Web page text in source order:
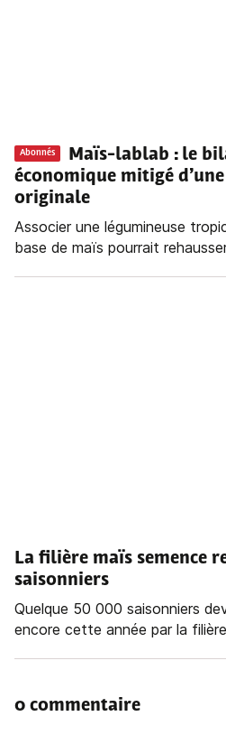
Abonnés
Maïs-lablab : le
économique mitigé
originale
Associer une légumineuse
base de maïs pourrait
La filière maïs semence
saisonniers
Quelque 50 000 saisonniers
encore cette année par la
0 commentaire